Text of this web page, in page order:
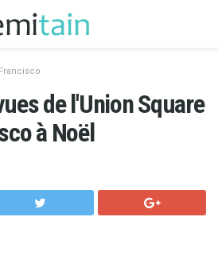
de l'Union Square
à Noël